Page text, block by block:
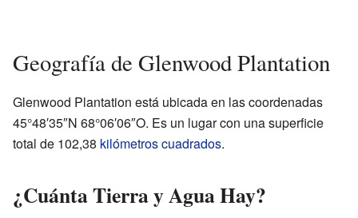
Geografía de Glenwood Plantation
Glenwood Plantation está ubicada en las coordenadas
45°48′35″N 68°06′06″O. Es un lugar con una superficie
total de 102,38 kilómetros cuadrados.
¿Cuánta Tierra y Agua Hay?